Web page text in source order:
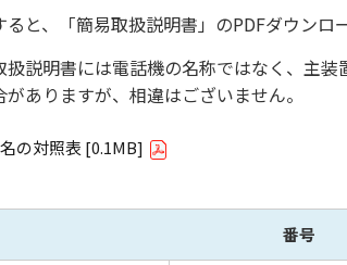
と、「簡易取扱説明書」のPDFダウンロ
説明書には電話機の名称ではなく、主
ありますが、相違はございません。
の対照表 [0.1MB]
番号